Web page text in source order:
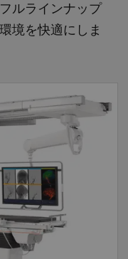
ルラインナップ
境を快適にしま